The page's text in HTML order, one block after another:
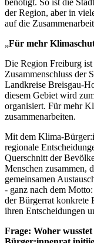
der Region, aber in
auf die
„Für mehr
Die Region Freiburg
Zusammenschluss der
Landkreise Breisgau-
diesem Gebiet wird
organisiert. Für mehr
zusammenarbeiten.
Mit dem Klima-
regionale
Querschnitt der
Menschen zusammen,
gemeinsamen
- ganz nach dem
der Bürgerrat konkrete
ihren Entscheidungen
Frage: Woher